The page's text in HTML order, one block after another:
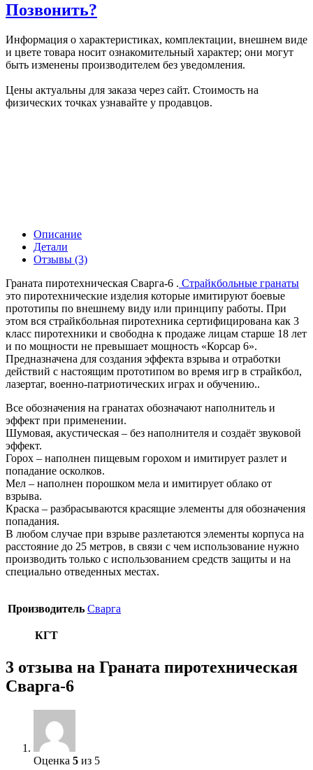
Позвонить?
Информация о характеристиках, комплектации, внешнем виде
и цвете товара носит ознакомительный характер; они могут
быть изменены производителем без уведомления.
Цены актуальны для заказа через сайт. Стоимость на
физических точках узнавайте у продавцов.
Описание
Детали
Отзывы (3)
Граната пиротехническая Сварга-6 . Страйкбольные гранаты
это пиротехнические изделия которые имитируют боевые
прототипы по внешнему виду или принципу работы. При
этом вся страйкбольная пиротехника сертифицирована как 3
класс пиротехники и свободна к продаже лицам старше 18 лет
и по мощности не превышает мощность «Корсар 6».
Предназначена для создания эффекта взрыва и отработки
действий с настоящим прототипом во время игр в страйкбол,
лазертаг, военно-патриотических играх и обучению..
Все обозначения на гранатах обозначают наполнитель и
эффект при применении.
Шумовая, акустическая – без наполнителя и создаёт звуковой
эффект.
Горох – наполнен пищевым горохом и имитирует разлет и
попадание осколков.
Мел – наполнен порошком мела и имитирует облако от
взрыва.
Краска – разбрасываются красящие элементы для обозначения
попадания.
В любом случае при взрыве разлетаются элементы корпуса на
расстояние до 25 метров, в связи с чем использование нужно
производить только с использованием средств защиты и на
специально отведенных местах.
Производитель Сварга
КГТ
3 отзыва на Граната пиротехническая
Сварга-6
Оценка 5 из 5